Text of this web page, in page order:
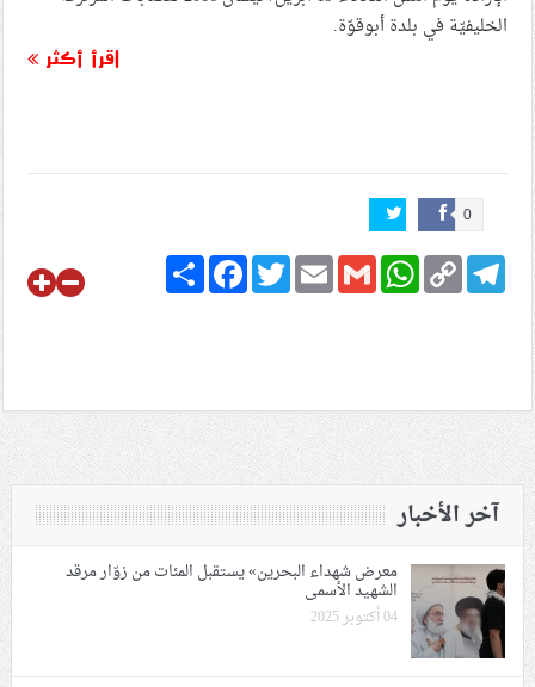
الخليفيّة في بلدة أبوقوّة.
اقرأ أكثر
0
ShareFacebookTwitterEmailGmail
WhatsApp Copy
Link
Telegram
آخر الأخبار
معرض شهداء البحرين» يستقبل المئات من زوّار مرقد
الشهيد الأسمى
04 أكتوبر 2025